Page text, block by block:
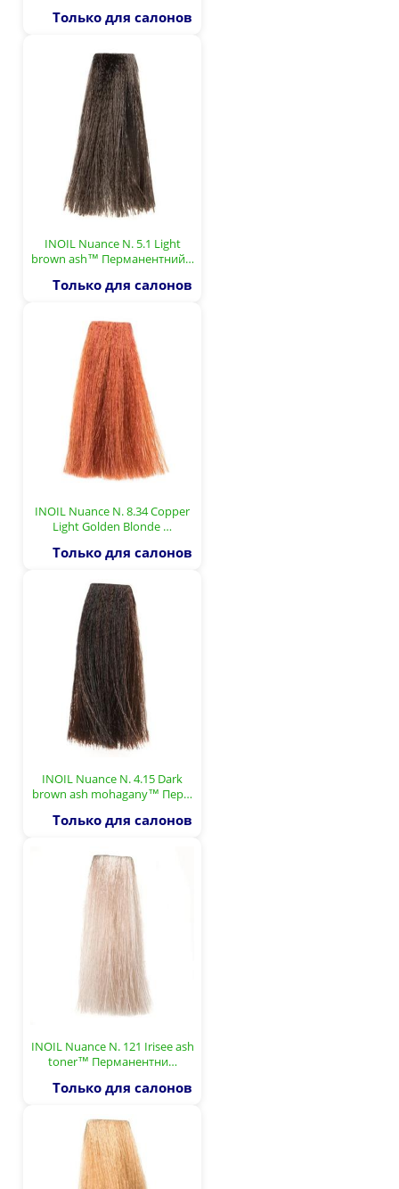
Только для салонов
INOIL Nuance N. 5.1 Light
brown ash™ Перманентний…
Только для салонов
INOIL Nuance N. 8.34 Copper
Light Golden Blonde …
Только для салонов
INOIL Nuance N. 4.15 Dark
brown ash mohagany™ Пер…
Только для салонов
INOIL Nuance N. 121 Irisee ash
toner™ Перманентни…
Только для салонов